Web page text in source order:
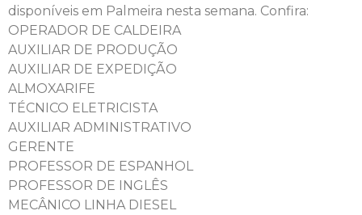
disponíveis em Palmeira nesta semana. Confira:
OPERADOR DE CALDEIRA
AUXILIAR DE PRODUÇÃO
AUXILIAR DE EXPEDIÇÃO
ALMOXARIFE
TÉCNICO ELETRICISTA
AUXILIAR ADMINISTRATIVO
GERENTE
PROFESSOR DE ESPANHOL
PROFESSOR DE INGLÊS
MECÂNICO LINHA DIESEL